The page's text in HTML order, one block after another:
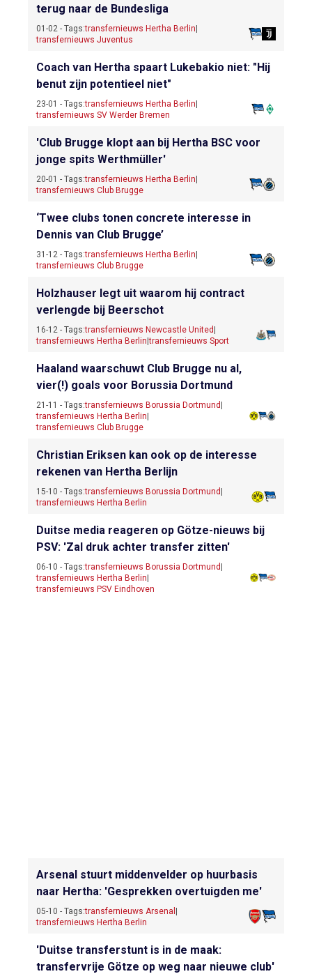
terug naar de Bundesliga
01-02 - Tags:transfernieuws Hertha Berlin|
transfernieuws Juventus
Coach van Hertha spaart Lukebakio niet: "Hij
benut zijn potentieel niet"
23-01 - Tags:transfernieuws Hertha Berlin|
transfernieuws SV Werder Bremen
'Club Brugge klopt aan bij Hertha BSC voor
jonge spits Werthmüller'
20-01 - Tags:transfernieuws Hertha Berlin|
transfernieuws Club Brugge
‘Twee clubs tonen concrete interesse in
Dennis van Club Brugge’
31-12 - Tags:transfernieuws Hertha Berlin|
transfernieuws Club Brugge
Holzhauser legt uit waarom hij contract
verlengde bij Beerschot
16-12 - Tags:transfernieuws Newcastle United |
transfernieuws Hertha Berlin|transfernieuws Sport
Haaland waarschuwt Club Brugge nu al,
vier(!) goals voor Borussia Dortmund
21-11 - Tags:transfernieuws Borussia Dortmund |
transfernieuws Hertha Berlin|
transfernieuws Club Brugge
Christian Eriksen kan ook op de interesse
rekenen van Hertha Berlijn
15-10 - Tags:transfernieuws Borussia Dortmund |
transfernieuws Hertha Berlin
Duitse media reageren op Götze-nieuws bij
PSV: 'Zal druk achter transfer zitten'
06-10 - Tags:transfernieuws Borussia Dortmund |
transfernieuws Hertha Berlin|
transfernieuws PSV Eindhoven
Arsenal stuurt middenvelder op huurbasis
naar Hertha: 'Gesprekken overtuigden me'
05-10 - Tags:transfernieuws Arsenal |
transfernieuws Hertha Berlin
'Duitse transferstunt is in de maak:
transfervrije Götze op weg naar nieuwe club'